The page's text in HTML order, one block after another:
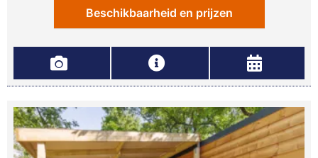
Beschikbaarheid en prijzen